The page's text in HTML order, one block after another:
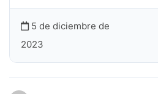
5 de diciembre de
2023